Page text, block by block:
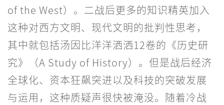
of the West）。二战后更多的知识精英加入
这种对西方文明、现代文明的批判性思考，
其中就包括汤因比洋洋洒洒12卷的《历史研
究》（A Study of History）。但是战后经济
全球化、资本狂飙突进以及科技的突破发展
与运用，这种质疑声很快被淹没。随着冷战